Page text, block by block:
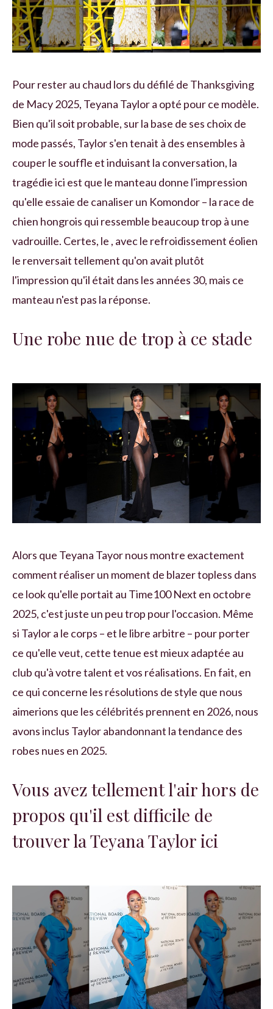
Pour rester au chaud lors du défilé de Thanksgiving
de Macy 2025, Teyana Taylor a opté pour ce modèle.
Bien qu'il soit probable, sur la base de ses choix de
mode passés, Taylor s'en tenait à des ensembles à
couper le souffle et induisant la conversation, la
tragédie ici est que le manteau donne l'impression
qu'elle essaie de canaliser un Komondor – la race de
chien hongrois qui ressemble beaucoup trop à une
vadrouille. Certes, le , avec le refroidissement éolien
le renversait tellement qu'on avait plutôt
l'impression qu'il était dans les années 30, mais ce
manteau n'est pas la réponse.
Une robe nue de trop à ce stade
Alors que Teyana Tayor nous montre exactement
comment réaliser un moment de blazer topless dans
ce look qu'elle portait au Time100 Next en octobre
2025, c'est juste un peu trop pour l'occasion. Même
si Taylor a le corps – et le libre arbitre – pour porter
ce qu'elle veut, cette tenue est mieux adaptée au
club qu'à votre talent et vos réalisations. En fait, en
ce qui concerne les résolutions de style que nous
aimerions que les célébrités prennent en 2026, nous
avons inclus Taylor abandonnant la tendance des
robes nues en 2025.
Vous avez tellement l'air hors de
propos qu'il est difficile de
trouver la Teyana Taylor ici